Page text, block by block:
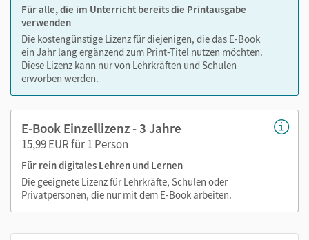
kursbegleitendes Material für den Unterricht.
Mit dem Kauf erhalten Sie einen Code zur Freischaltung des
E-Books aufmein.cornelsen.de.
Praktische Bearbeitungswerkzeuge, wie z. B. Markieren,
Textfelder und Notizen, ergänzen im E-Book die
Lehrwerkinhalte.
Für alle, die im Unterricht bereits die Printausgabe
verwenden
Die kostengünstige Lizenz für diejenigen, die das E-Book
ein Jahr lang ergänzend zum Print-Titel nutzen möchten.
Diese Lizenz kann nur von Lehrkräften und Schulen
erworben werden.
E-Book Einzellizenz - 3 Jahre
15,99 EUR für 1 Person
Für rein digitales Lehren und Lernen
Die geeignete Lizenz für Lehrkräfte, Schulen oder
Privatpersonen, die nur mit dem E-Book arbeiten.